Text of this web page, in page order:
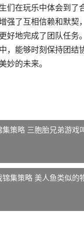
们在玩乐中体会到了
强了互相信赖和默契
好地完成了团队任务
，能够时刻保持团结
妙的未来。
集策略 三胞胎兄弟游戏
集策略 美人鱼类似的